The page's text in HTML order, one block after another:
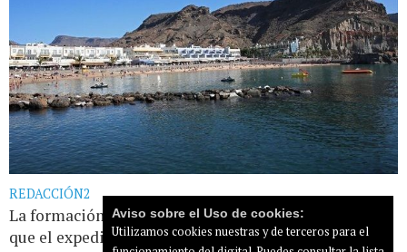
REDACCIÓN2
La formación nacionalista solicitó durante el Pleno
que el expediente quedara sobre la mesa al faltar
Aviso sobre el Uso de cookies:
Utilizamos cookies nuestras y de terceros para el